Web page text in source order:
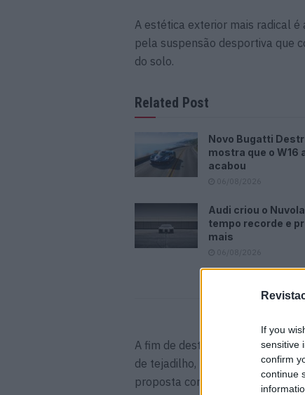
If you
sensitive
confirm
continue
A estética exterior mais radical
pela suspensão desportiva que
do solo.
Related Post
Novo Bugatti
mostra que o W16
acabou
Audi criou o
tempo recorde e
mais
A fim de destacar o seu espírito
de tejadilho, bem como uma
proposta como uma solução de